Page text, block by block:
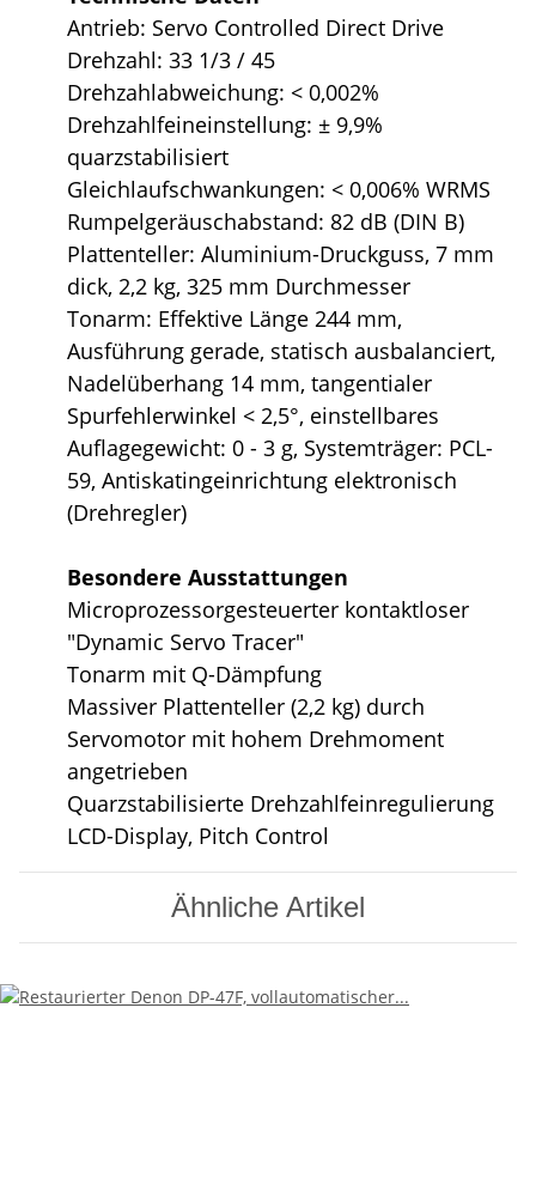
Antrieb: Servo Controlled Direct Drive
Drehzahl: 33 1/3 / 45
Drehzahlabweichung: < 0,002%
Drehzahlfeineinstellung: ± 9,9%
quarzstabilisiert
Gleichlaufschwankungen: < 0,006% WRMS
Rumpelgeräuschabstand: 82 dB (DIN B)
Plattenteller: Aluminium-Druckguss, 7 mm
dick, 2,2 kg, 325 mm Durchmesser
Tonarm: Effektive Länge 244 mm,
Ausführung gerade, statisch ausbalanciert,
Nadelüberhang 14 mm, tangentialer
Spurfehlerwinkel < 2,5°, einstellbares
Auflagegewicht: 0 - 3 g, Systemträger: PCL-
59, Antiskatingeinrichtung elektronisch
(Drehregler)
Besondere Ausstattungen
Microprozessorgesteuerter kontaktloser
"Dynamic Servo Tracer"
Tonarm mit Q-Dämpfung
Massiver Plattenteller (2,2 kg) durch
Servomotor mit hohem Drehmoment
angetrieben
Quarzstabilisierte Drehzahlfeinregulierung
LCD-Display, Pitch Control
Ähnliche Artikel